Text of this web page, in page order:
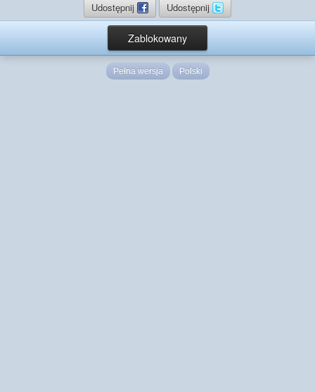
Udostępnij Udostępnij
Zablokowany
Pełna wersja Polski